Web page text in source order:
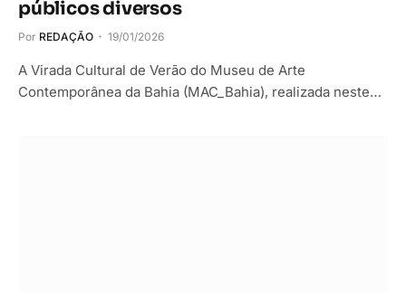
públicos diversos
Por REDAÇÃO 19/01/2026
A Virada Cultural de Verão do Museu de Arte
Contemporânea da Bahia (MAC_Bahia), realizada neste…